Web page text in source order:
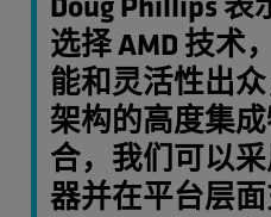
Doug Phillips
选择 AMD 技术
能和灵活性出
架构的高度集
合，我们可以
器并在平台层